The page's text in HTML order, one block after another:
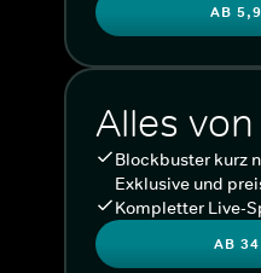
AB
Alles von
Blockbuster kurz
Exklusive und
Kompletter Live-
AB